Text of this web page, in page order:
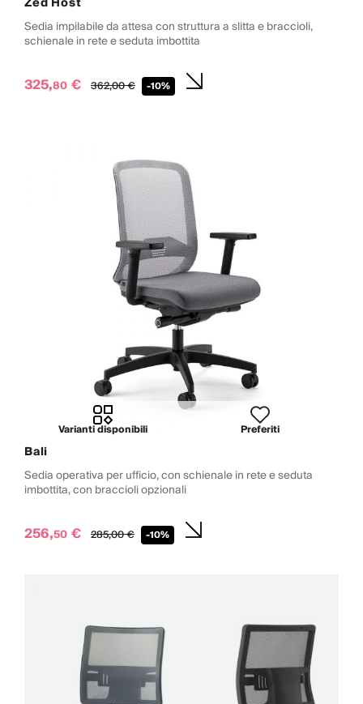
Sedia impilabile da attesa con struttura a slitta e braccioli,
schienale in rete e seduta imbottita
325,80 € 362,00€ -10%
Varianti disponibili Preferiti
Bali
Sedia operativa per ufficio, con schienale in rete e seduta
imbottita, con braccioli opzionali
256,50 € 285,00€ -10%